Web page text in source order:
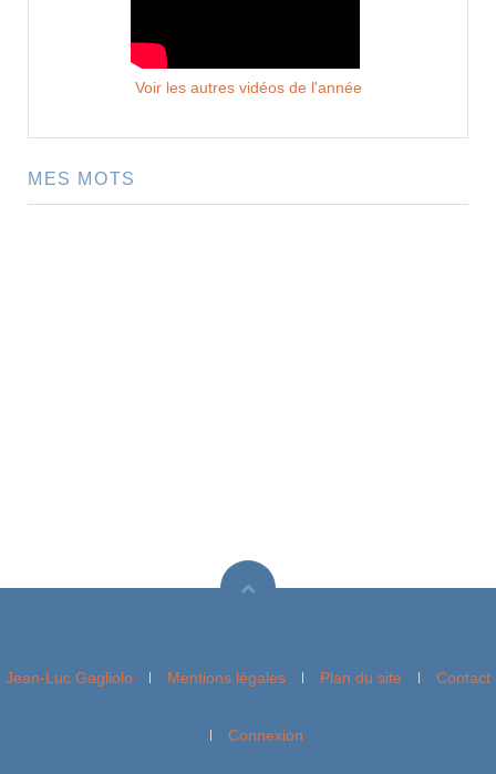
Voir les autres vidéos de l'année
MES MOTS
Jean-Luc Gagliolo Mentions légales Plan du site Contact
Connexion